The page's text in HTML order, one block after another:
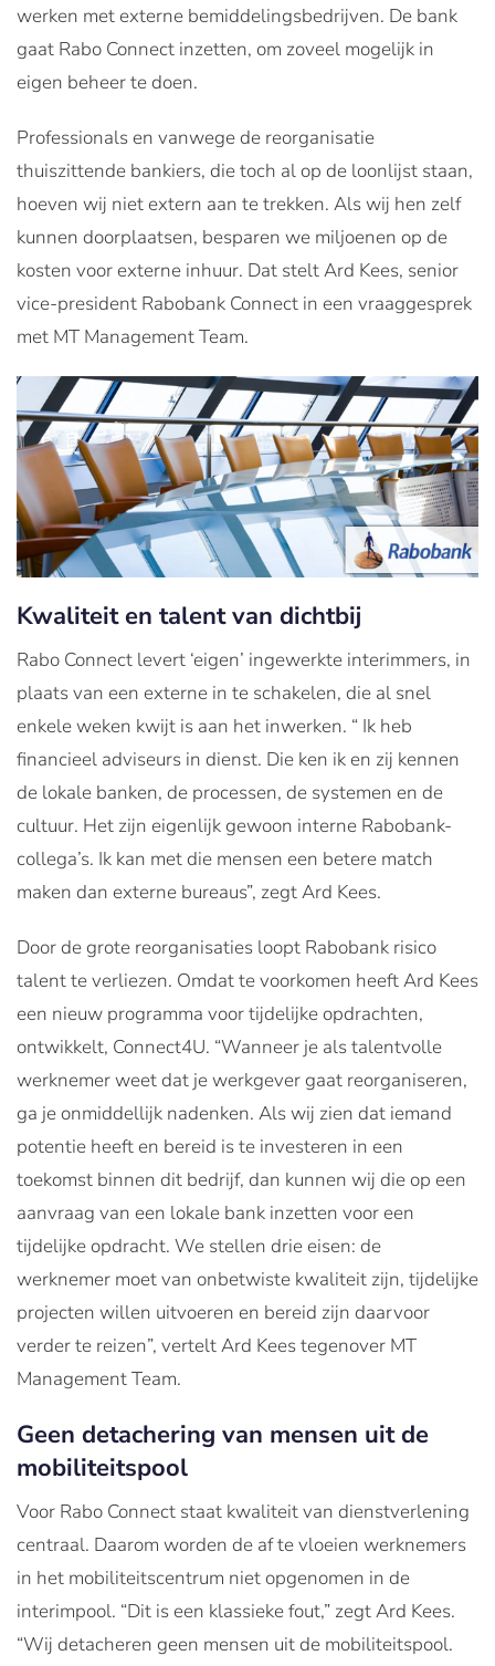
werken met externe bemiddelingsbedrijven. De bank
gaat Rabo Connect inzetten, om zoveel mogelijk in
eigen beheer te doen.
Professionals en vanwege de reorganisatie
thuiszittende bankiers, die toch al op de loonlijst staan,
hoeven wij niet extern aan te trekken. Als wij hen zelf
kunnen doorplaatsen, besparen we miljoenen op de
kosten voor externe inhuur. Dat stelt Ard Kees, senior
vice-president Rabobank Connect in een vraaggesprek
met MT Management Team.
Kwaliteit en talent van dichtbij
Rabo Connect levert ‘eigen’ ingewerkte interimmers, in
plaats van een externe in te schakelen, die al snel
enkele weken kwijt is aan het inwerken. “ Ik heb
financieel adviseurs in dienst. Die ken ik en zij kennen
de lokale banken, de processen, de systemen en de
cultuur. Het zijn eigenlijk gewoon interne Rabobank-
collega’s. Ik kan met die mensen een betere match
maken dan externe bureaus”, zegt Ard Kees.
Door de grote reorganisaties loopt Rabobank risico
talent te verliezen. Omdat te voorkomen heeft Ard Kees
een nieuw programma voor tijdelijke opdrachten,
ontwikkelt, Connect4U. “Wanneer je als talentvolle
werknemer weet dat je werkgever gaat reorganiseren,
ga je onmiddellijk nadenken. Als wij zien dat iemand
potentie heeft en bereid is te investeren in een
toekomst binnen dit bedrijf, dan kunnen wij die op een
aanvraag van een lokale bank inzetten voor een
tijdelijke opdracht. We stellen drie eisen: de
werknemer moet van onbetwiste kwaliteit zijn, tijdelijke
projecten willen uitvoeren en bereid zijn daarvoor
verder te reizen”, vertelt Ard Kees tegenover MT
Management Team.
Geen detachering van mensen uit de
mobiliteitspool
Voor Rabo Connect staat kwaliteit van dienstverlening
centraal. Daarom worden de af te vloeien werknemers
in het mobiliteitscentrum niet opgenomen in de
interimpool. “Dit is een klassieke fout,” zegt Ard Kees.
“Wij detacheren geen mensen uit de mobiliteitspool.